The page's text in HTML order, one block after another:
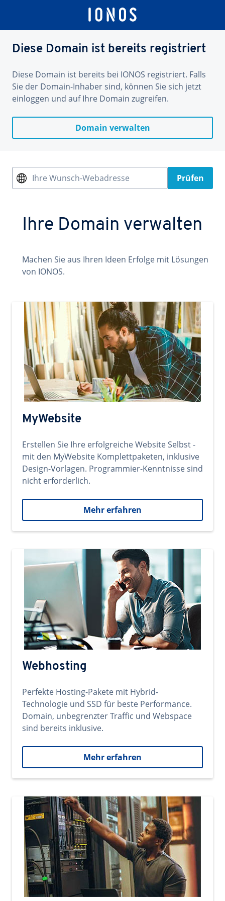
Diese Domain ist bereits registriert
Diese Domain ist bereits bei IONOS registriert. Falls
Sie der Domain-Inhaber sind, können Sie sich jetzt
einloggen und auf Ihre Domain zugreifen.
Domain verwalten
Ihre Wunsch-Webadresse Prüfen
Ihre Domain verwalten
Machen Sie aus Ihren Ideen Erfolge mit Lösungen
von IONOS.
MyWebsite
Erstellen Sie Ihre erfolgreiche Website Selbst -
mit den MyWebsite Komplettpaketen, inklusive
Design-Vorlagen. Programmier-Kenntnisse sind
nicht erforderlich.
Mehr erfahren
Webhosting
Perfekte Hosting-Pakete mit Hybrid-
Technologie und SSD für beste Performance.
Domain, unbegrenzter Traffic und Webspace
sind bereits inklusive.
Mehr erfahren